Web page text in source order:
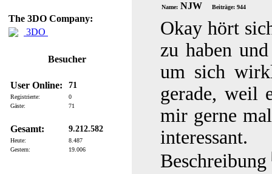
The 3DO Company:
3DO
Besucher
User Online: 71
Registrierte:
0
Gäste:
71
Gesamt: 9.212.582
Heute:
8.487
Gestern:
19.006
Name: NJW Beiträge: 944
Okay hört
zu haben
um sich
gerade, weil
mir gerne
Beschreibung